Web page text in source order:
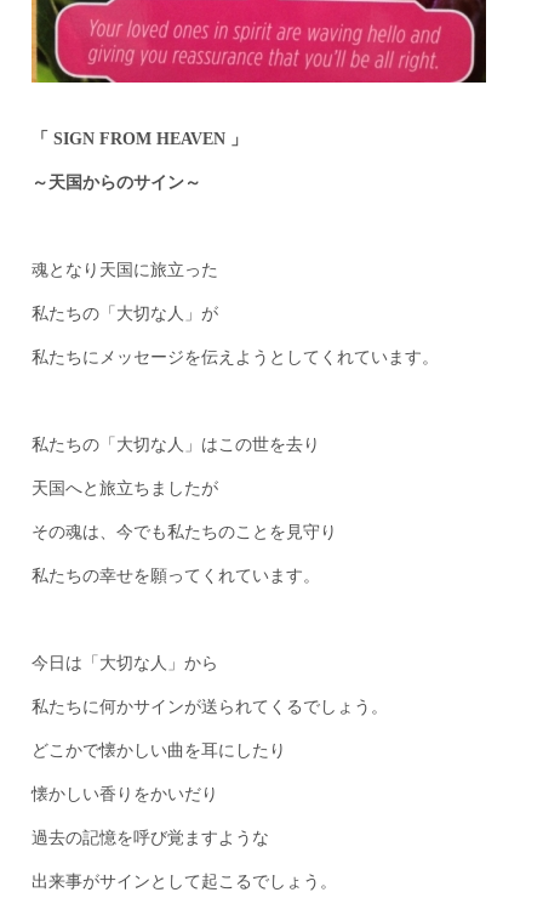
「 SIGN FROM HEAVEN 」
～天国からのサイン～
魂となり天国に旅立った
私たちの「大切な人」が
私たちにメッセージを伝えようとしてくれています。
私たちの「大切な人」はこの世を去り
天国へと旅立ちましたが
その魂は、今でも私たちのことを見守り
私たちの幸せを願ってくれています。
今日は「大切な人」から
私たちに何かサインが送られてくるでしょう。
どこかで懐かしい曲を耳にしたり
懐かしい香りをかいだり
過去の記憶を呼び覚ますような
出来事がサインとして起こるでしょう。